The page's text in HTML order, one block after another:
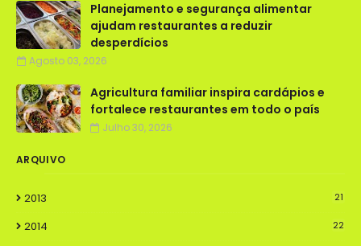
Planejamento e segurança alimentar
ajudam restaurantes a reduzir
desperdícios
Agosto 03, 2026
Agricultura familiar inspira cardápios e
fortalece restaurantes em todo o país
Julho 30, 2026
ARQUIVO
2013 21
2014 22